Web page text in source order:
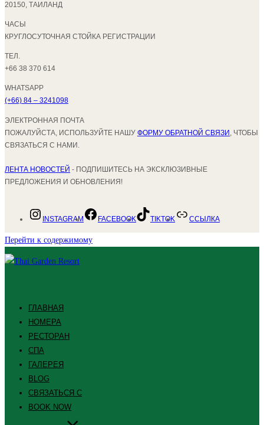
20150, ТАИЛАНД
ЧАСЫ
КРУГЛОСУТОЧНАЯ СТОЙКА РЕГИСТРАЦИИ
ТЕЛ.
+66 38 370 614
WHATSAPP
(+66) 84 – 3241098
ЭЛЕКТРОННАЯ ПОЧТА
ПОЖАЛУЙСТА, ИСПОЛЬЗУЙТЕ НАШУ ФОРМУ ОБРАТНОЙ СВЯЗИ , ЧТОБЫ
СВЯЗАТЬСЯ С НАМИ.
ЛЕНТА НОВОСТЕЙ - ПОДПИШИТЕСЬ НА ЭКСКЛЮЗИВНЫЕ
ПРЕДЛОЖЕНИЯ И ОБНОВЛЕНИЯ!
INSTAGRAM FACEBOOK TIKTOK ССЫЛКА
Перейти к содержимому
ГЛАВНАЯ
НОМЕРА
РЕСТОРАН
СПА
ГАЛЕРЕЯ
BLOG
СВЯЗАТЬСЯ С
BOOK NOW